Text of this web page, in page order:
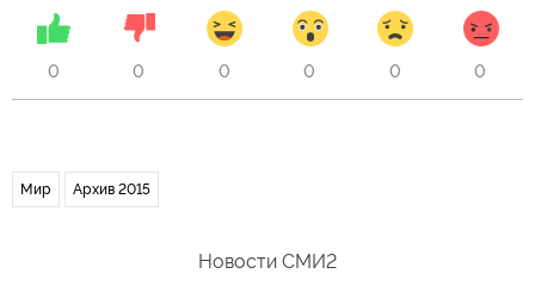
0 0 0 0 0 0
Мир Архив 2015
Новости СМИ2